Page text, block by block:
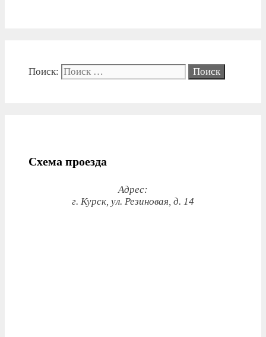
Поиск:
Схема проезда
Адрес:
г. Курск, ул. Резиновая, д. 14